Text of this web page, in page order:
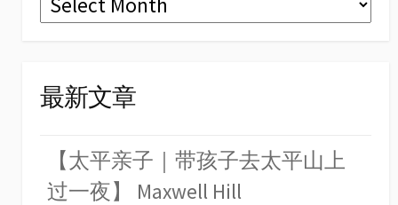
最新文章
【太平亲子｜带孩子去太平山上
过一夜】 Maxwell Hill